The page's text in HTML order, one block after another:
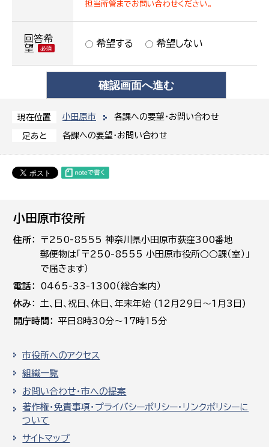
現在位置 小田原市 各課への要望・お問い合わせ
足あと 各課への要望・お問い合わせ
担当所管までお問い合わせください。
回答希
望
希望する 希望しない
小田原市役所
住所
〒250-8555 神奈川県小田原市荻窪300番地
郵便物は「〒250-8555 小田原市役所○○課（室）」
で届きます）
電話
0465-33-1300（総合案内）
休み
土､日､祝日、休日、年末年始 (12月29日～1月3日)
開庁時間
平日8時30分～17時15分
市役所へのアクセス
組織一覧
お問い合わせ・市への提案
著作権・免責事項・プライバシーポリシー・リンクポリシーに
ついて
サイトマップ